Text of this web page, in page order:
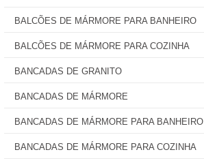
BALCÕES DE MÁRMORE PARA BANHEIRO
BALCÕES DE MÁRMORE PARA COZINHA
BANCADAS DE GRANITO
BANCADAS DE MÁRMORE
BANCADAS DE MÁRMORE PARA BANHEIRO
BANCADAS DE MÁRMORE PARA COZINHA